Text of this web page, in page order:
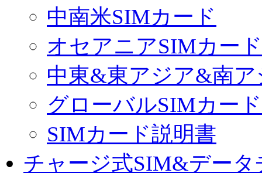
中南米SIMカード
オセアニアSIMカード
中東&東アジア&南
グローバルSIMカード
SIMカード説明書
チャージ式SIM&デー